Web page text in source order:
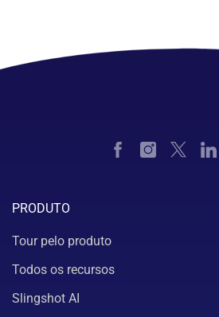
PRODUTO
Tour pelo produto
Todos os recursos
Slingshot AI